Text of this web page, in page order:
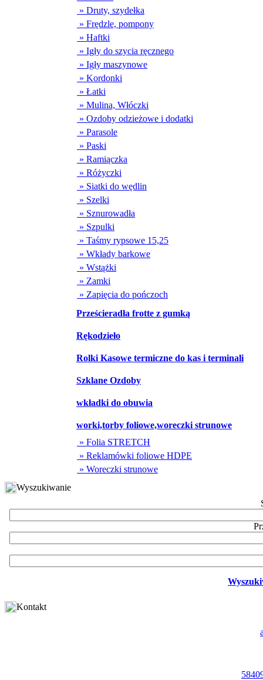
» Druty, szydełka
» Frędzle, pompony
» Haftki
» Igły do szycia ręcznego
» Igły maszynowe
» Kordonki
» Łatki
» Mulina, Włóczki
» Ozdoby odzieżowe i dodatki
» Parasole
» Paski
» Ramiączka
» Różyczki
» Siatki do wędlin
» Szelki
» Sznurowadła
» Szpulki
» Taśmy rypsowe 15,25
» Wkłady barkowe
» Wstążki
» Zamki
» Zapięcia do pończoch
Prześcieradła frotte z gumką
Rękodzieło
Rolki Kasowe termiczne do kas i terminali
Szklane Ozdoby
wkładki do obuwia
worki,torby foliowe,woreczki strunowe
» Folia STRETCH
» Reklamówki foliowe HDPE
» Woreczki strunowe
Wyszukiwanie
Kontakt